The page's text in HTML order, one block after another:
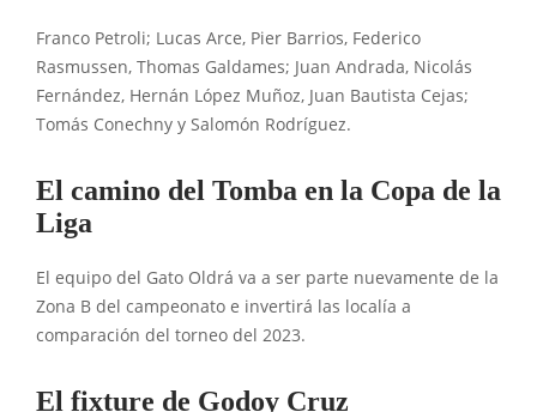
Franco Petroli; Lucas Arce, Pier Barrios, Federico
Rasmussen, Thomas Galdames; Juan Andrada, Nicolás
Fernández, Hernán López Muñoz, Juan Bautista Cejas;
Tomás Conechny y Salomón Rodríguez.
El camino del Tomba en la Copa de la
Liga
El equipo del Gato Oldrá va a ser parte nuevamente de la
Zona B del campeonato e invertirá las localía a
comparación del torneo del 2023.
El fixture de Godoy Cruz